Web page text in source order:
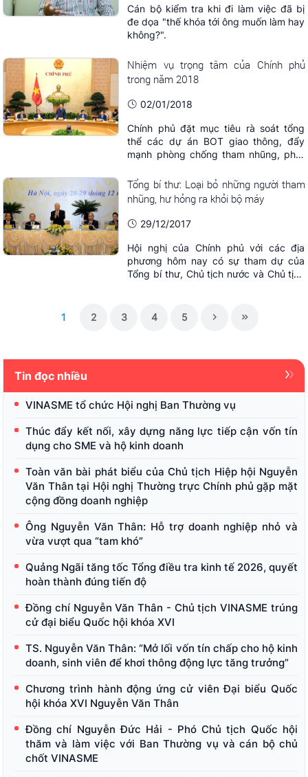
Cán bộ kiểm tra khi đi làm việc đã bị
đe dọa "thế khóa tới ông muốn làm hay
không?".
Nhiệm vụ trọng tâm của Chính phủ
trong năm 2018
02/01/2018
Chính phủ đặt mục tiêu rà soát tổng
thể các dự án BOT giao thông, đẩy
mạnh phòng chống tham nhũng, phát
Tổng bí thư: Loại bỏ những người tham
nhũng, hư hỏng ra khỏi bộ máy
29/12/2017
Hội nghị của Chính phủ với các địa
phương hôm nay có sự tham dự của
Tổng bí thư, Chủ tịch nước và Chủ tịch
1 2 3 4 5
Tin đọc nhiều
VINASME tổ chức Hội nghị Ban Thường vụ
Thúc đẩy kết nối, xây dựng năng lực tiếp cận vốn tín
dụng cho SME và hộ kinh doanh
Toàn văn bài phát biểu của Chủ tịch Hiệp hội Nguyễn
Văn Thân tại Hội nghị Thường trực Chính phủ gặp mặt
cộng đồng doanh nghiệp
Ông Nguyễn Văn Thân: Hỗ trợ doanh nghiệp nhỏ và
vừa vượt qua “tam khó”
Quảng Ngãi tăng tốc Tổng điều tra kinh tế 2026, quyết
hoàn thành đúng tiến độ
Đồng chí Nguyễn Văn Thân - Chủ tịch VINASME trúng
cử đại biểu Quốc hội khóa XVI
TS. Nguyễn Văn Thân: “Mở lối vốn tín chấp cho hộ kinh
doanh, sinh viên để khơi thông động lực tăng trưởng”
Chương trình hành động ứng cử viên Đại biểu Quốc
hội khóa XVI Nguyễn Văn Thân
Đồng chí Nguyễn Đức Hải - Phó Chủ tịch Quốc hội
thăm và làm việc với Ban Thường vụ và cán bộ chủ
chốt VINASME